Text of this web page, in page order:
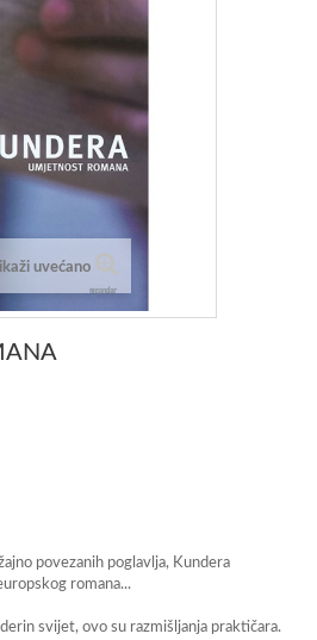
uvećano
povezanih poglavlja, Kundera
romana...
svijet, ovo su razmišljanja praktičara.